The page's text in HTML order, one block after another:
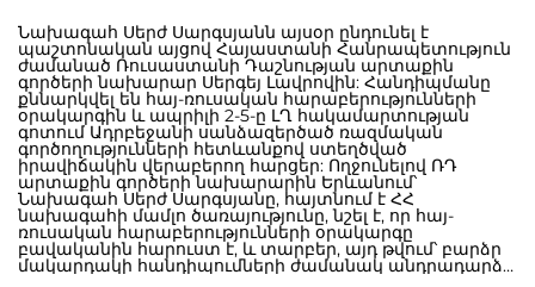
Նախագահ Սերժ Սարգսյանն այսօր ընդունել է
պաշտոնական այցով Հայաստանի Հանրապետություն
ժամանած Ռուսաստանի Դաշնության արտաքին
գործերի նախարար Սերգեյ Լավրովին: Հանդիպմանը
քննարկվել են հայ-ռուսական հարաբերությունների
օրակարգին և ապրիլի 2-5-ը ԼՂ հակամարտության
գոտում Ադրբեջանի սանձազերծած ռազմական
գործողությունների հետևանքով ստեղծված
իրավիճակին վերաբերող հարցեր: Ողջունելով ՌԴ
արտաքին գործերի նախարարին Երևանում՝
Նախագահ Սերժ Սարգսյանը, հայտնում է ՀՀ
նախագահի մամլո ծառայությունը, նշել է, որ հայ-
ռուսական հարաբերությունների օրակարգը
բավականին հարուստ է, և տարբեր, այդ թվում՝ բարձր
մակարդակի հանդիպումների ժամանակ անդրադարձ է